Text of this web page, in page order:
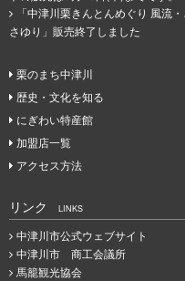
「中津川栗きんとんめぐり 風流・
さゆり」販売終了しました
栗のまち中津川
歴史・文化を知る
にぎわい特産館
加盟店一覧
アクセス方法
リンク LINKS
中津川市公式ウェブサイト
中津川市 商工会議所
馬籠観光協会